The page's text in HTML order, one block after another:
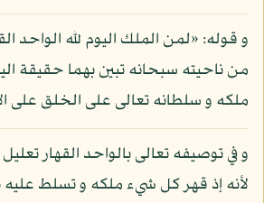
و قوله: «لمن الملك اليوم لله الواحد
من ناحيته سبحانه تبين بهما حقيقة
ملكه و سلطانه تعالى على الخلق على
و في توصيفه تعالى بالواحد القهار
لأنه إذ قهر كل شيء ملكه و تسلط